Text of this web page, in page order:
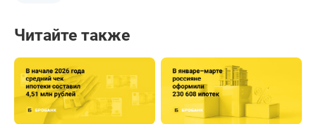
Черкесская
Еврейская
автономная
область
97 56,45
Читайте также